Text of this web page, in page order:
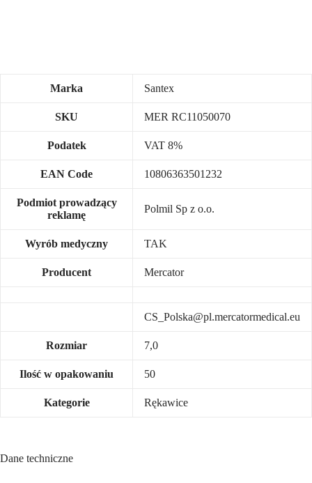
Marka Santex
SKU MER RC11050070
Podatek VAT 8%
EAN Code 10806363501232
Podmiot prowadzący
reklamę
Polmil Sp z o.o.
Wyrób medyczny TAK
Producent Mercator
CS_Polska@pl.mercatormedical.eu
Rozmiar 7,0
Ilość w opakowaniu 50
Kategorie Rękawice
Dane techniczne